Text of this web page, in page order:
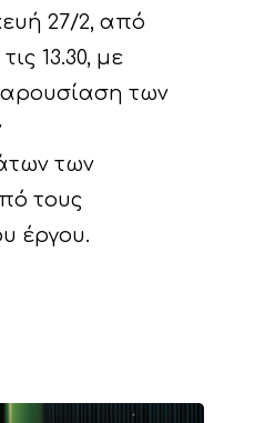
27/2, από
13.30, με
των
των
τους
έργου.